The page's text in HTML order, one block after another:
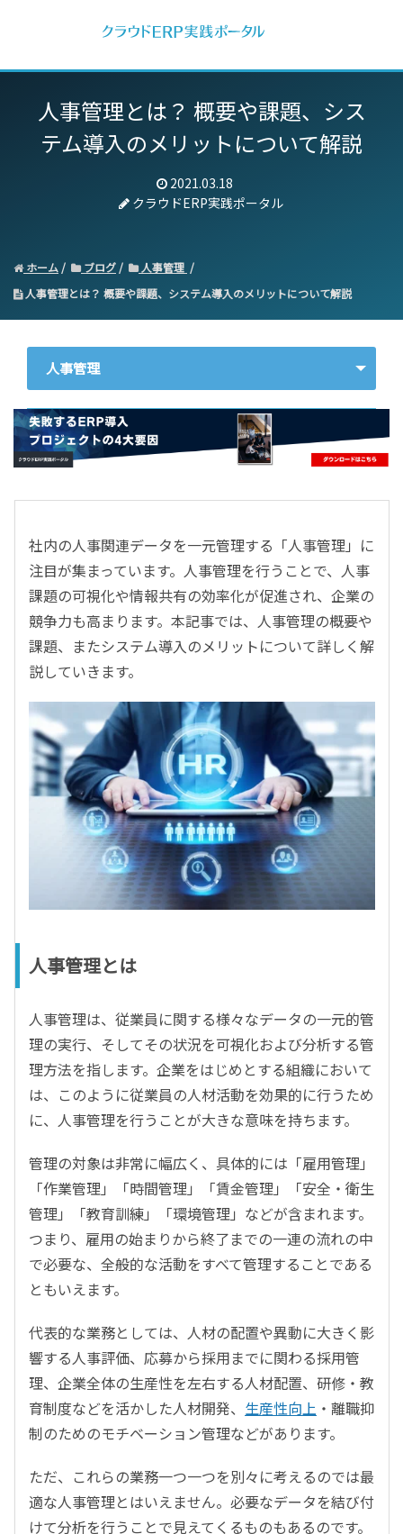
人事管理とは？ 概要や課題、シス
テム導入のメリットについて解説
2021.03.18
クラウドERP実践ポータル
ホーム ブログ
人事管理
人事管理とは？ 概要や課題、システム導入のメリットについて解説
人事管理
ERP
会計
CRM／営業支援／Eコマース
DX（2025年の崖）／クラウドコンピューティング
データ分析／BI
ガバナンス／リスク管理
BPR／業務改善
社内の人事関連データを一元管理する「人事管理」に
注目が集まっています。人事管理を行うことで、人事
課題の可視化や情報共有の効率化が促進され、企業の
競争力も高まります。本記事では、人事管理の概要や
課題、またシステム導入のメリットについて詳しく解
説していきます。
人事管理とは
人事管理は、従業員に関する様々なデータの一元的管
理の実行、そしてその状況を可視化および分析する管
理方法を指します。企業をはじめとする組織において
は、このように従業員の人材活動を効果的に行うため
に、人事管理を行うことが大きな意味を持ちます。
管理の対象は非常に幅広く、具体的には「雇用管理」
「作業管理」「時間管理」「賃金管理」「安全・衛生
管理」「教育訓練」「環境管理」などが含まれます。
つまり、雇用の始まりから終了までの一連の流れの中
で必要な、全般的な活動をすべて管理することである
ともいえます。
代表的な業務としては、人材の配置や異動に大きく影
響する人事評価、応募から採用までに関わる採用管
理、企業全体の生産性を左右する人材配置、研修・教
育制度などを活かした人材開発、 生産性向上 ・離職抑
制のためのモチベーション管理などがあります。
ただ、これらの業務一つ一つを別々に考えるのでは最
適な人事管理とはいえません。必要なデータを結び付
けて分析を行うことで見えてくるものもあるのです。